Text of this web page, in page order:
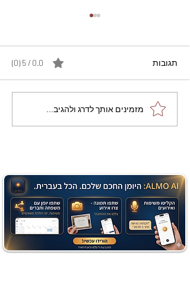
מתכון מנצח עוגת מייפל
שוקולד בחושה וקלה - זיוה
תגובות 0.0 / 5 ‏(0)
מזמינים אותך לדרג ולהגיב...